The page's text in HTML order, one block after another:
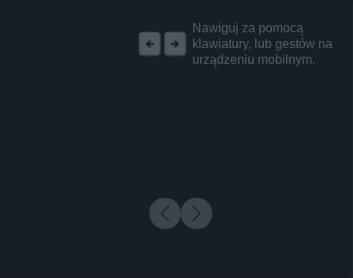
Nawiguj za pomocą
klawiatury, lub gestów na
urządzeniu mobilnym.